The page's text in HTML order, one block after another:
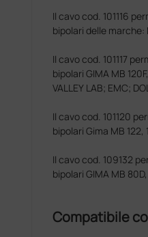
Il cavo cod. 101116
bipolari delle
Il cavo cod. 101117
bipolari GIMA MB
VALLEY LAB; EMC;
Il cavo cod. 101120
bipolari Gima MB 122,
Il cavo cod. 109132
bipolari GIMA MB
Compatibile